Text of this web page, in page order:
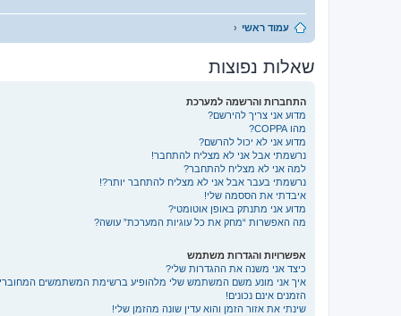
עמוד ראשי
שאלות נפוצות
התחברות והרשמה למערכת
מדוע אני צריך להירשם?
מהו COPPA?
מדוע אני לא יכול להרשם?
נרשמתי אבל אני לא מצליח להתחבר!
למה אני לא מצליח להתחבר?
נרשמתי בעבר אבל אני לא מצליח להתחבר יותר?!
איבדתי את הססמה שלי!
מדוע אני מתנתק באופן אוטומטי?
מה האפשרות “מחק את כל עוגיות המערכת” עושה?
אפשרויות והגדרות משתמש
כיצד אני משנה את ההגדרות שלי?
איך אני מונע משם המשתמש שלי מלהופיע ברשימת המשתמשים
הזמנים אינם נכונים!
שינתי את אזור הזמן והוא עדין שונה מהזמן שלי!